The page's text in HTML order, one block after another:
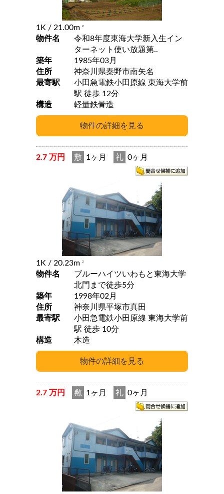
1K / 21.00m 2
物件名
令和8年度東海大学新入生イン
ターネット使い放題第..
築年
1985年03月
住所
神奈川県秦野市南矢名
最寄駅
小田急電鉄小田原線 東海大学前
駅 徒歩 12分
構造
軽量鉄骨造
2.7 万円 敷 1ヶ月 礼 0ヶ月
1K / 20.23m 2
物件名
ブルーハイツいわもと東海大学
北門まで徒歩5分
築年
1998年02月
住所
神奈川県平塚市真田
最寄駅
小田急電鉄小田原線 東海大学前
駅 徒歩 10分
構造
木造
2.7 万円 敷 1ヶ月 礼 0ヶ月